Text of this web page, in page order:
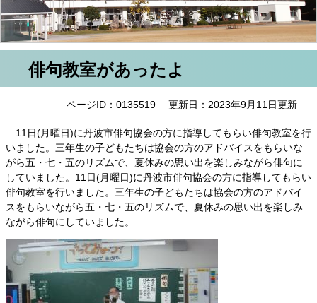
俳句教室があったよ
ページID：0135519 更新日：2023年9月11日更新
11日(月曜日)に丹波市俳句協会の方に指導してもらい俳句教室を行
いました。三年生の子どもたちは協会の方のアドバイスをもらいな
がら五・七・五のリズムで、夏休みの思い出を楽しみながら俳句に
していました。11日(月曜日)に丹波市俳句協会の方に指導してもらい
俳句教室を行いました。三年生の子どもたちは協会の方のアドバイ
スをもらいながら五・七・五のリズムで、夏休みの思い出を楽しみ
ながら俳句にしていました。